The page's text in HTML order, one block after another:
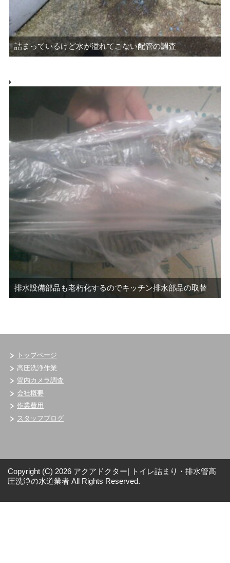
詰まっているけど水が溢れてこない配管の調査
排水設備部品も老朽化するのでキッチン排水部品の取替
トップページ
高圧洗浄作業
管内カメラ調査
会社概要
作業費用
スタッフブログ
Copyright (C) 2026 アクアドクター| トイレ詰まり・排水管高
圧洗浄の水道業者 All Rights Reserved.